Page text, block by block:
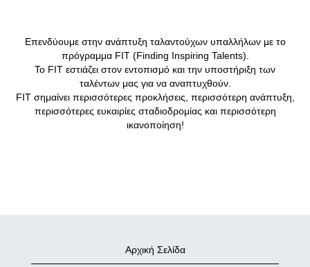
Επενδύουμε στην ανάπτυξη ταλαντούχων υπαλλήλων με το
πρόγραμμα FIT (Finding Inspiring Talents).
Το FIT εστιάζει στον εντοπισμό και την υποστήριξη των
ταλέντων μας για να αναπτυχθούν.
FIT σημαίνει περισσότερες προκλήσεις, περισσότερη ανάπτυξη,
περισσότερες ευκαιρίες σταδιοδρομίας και περισσότερη
ικανοποίηση!
Αρχική Σελίδα